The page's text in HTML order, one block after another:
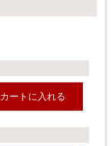
カートに入れる